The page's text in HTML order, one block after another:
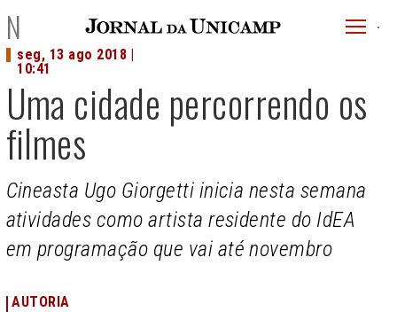
JU
NOTÍCIAS
Uma cidade percorrendo os
filmes
seg, 13 ago 2018 |
10:41
Cineasta Ugo Giorgetti inicia nesta semana
atividades como artista residente do IdEA
em programação que vai até novembro
AUTORIA